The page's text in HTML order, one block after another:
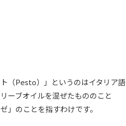
（Pesto）」というのはイタリア語
ーブオイルを混ぜたもののこと
」のことを指すわけです。